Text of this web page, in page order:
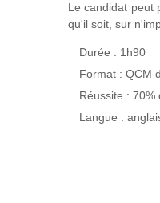
CSF,
Concepts et
Vue
Le candidat peut
qu'il soit, sur
Durée : 1h90
Format : QCM
Réussite :
Langue :